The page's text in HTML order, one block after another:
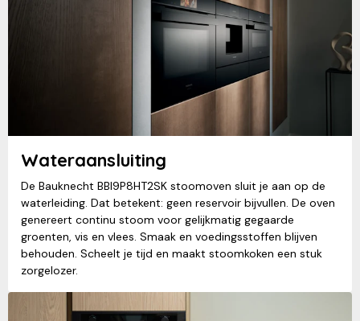
Wateraansluiting
De Bauknecht BBI9P8HT2SK stoomoven sluit je aan op de
waterleiding. Dat betekent: geen reservoir bijvullen. De oven
genereert continu stoom voor gelijkmatig gegaarde
groenten, vis en vlees. Smaak en voedingsstoffen blijven
behouden. Scheelt je tijd en maakt stoomkoken een stuk
zorgelozer.